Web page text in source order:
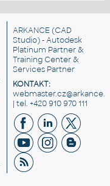
ARKANCE (CAD
Studio) - Autodesk
Platinum Partner &
Training Center &
Services Partner
KONTAKT:
| tel. +420 910 970 111